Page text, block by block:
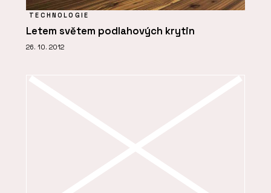
TECHNOLOGIE
Letem světem podlahových krytin
26. 10. 2012